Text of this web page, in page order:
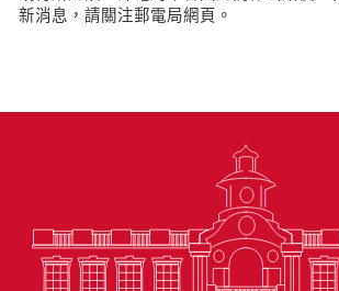
新消息，請關注郵電局網頁。